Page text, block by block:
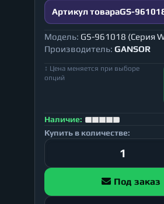
Артикул товараGS-
Модель: GS-961018 (Серия
Производитель: GANSOR
↕ Цена меняется при выборе
опций
Наличие:
Купить в количестве:
Под заказ